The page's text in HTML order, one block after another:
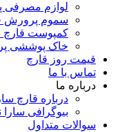
لوازم مصرفی
سموم پرورش
کمپوست قارچ
خاک پوششی
قیمت روز قارچ
تماس با ما
درباره ما
درباره قارچ
بیوگرافی
سوالات متداول